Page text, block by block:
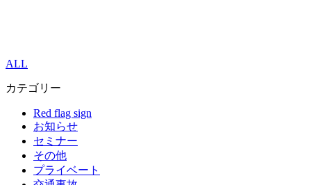
ALL
カテゴリー
Red flag sign
お知らせ
セミナー
その他
プライベート